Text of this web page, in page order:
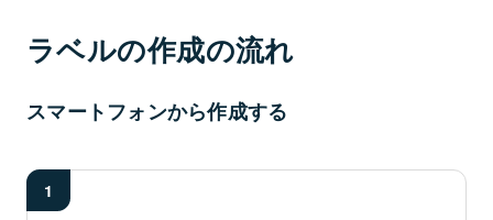
ラベルの作成の流れ
スマートフォンから作成する
1